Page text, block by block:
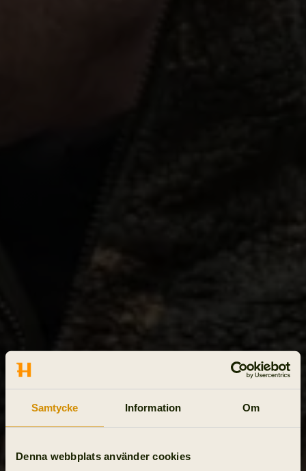
Samtycke Information Om
Denna webbplats använder cookies